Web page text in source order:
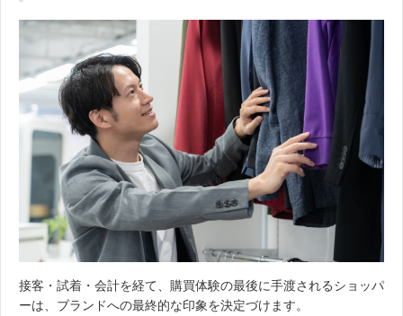
接客・試着・会計を経て、購買体験の最後に手渡されるショッパ
ーは、ブランドへの最終的な印象を決定づけます。